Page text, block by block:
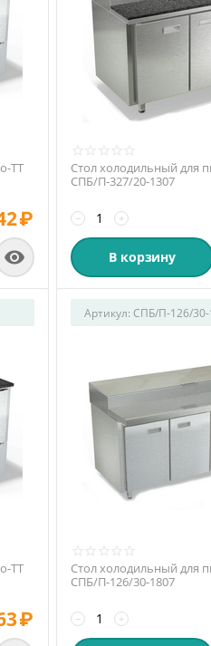
ТТ
₽

Стол холодильный для
СПБ/П-327/20-1307
+
−
В корзину
ТТ
₽
Артикул: СПБ/П-126/30-
Стол холодильный для
СПБ/П-126/30-1807
+
−